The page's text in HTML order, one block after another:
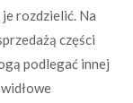
rozdzielić. Na
części
podlegać innej